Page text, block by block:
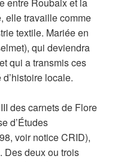
entre Roubaix et la
elle travaille comme
textile. Mariée en
qui deviendra
qui a transmis ces
locale.
des carnets de Flore
d’Études
voir notice CRID),
Des deux ou trois